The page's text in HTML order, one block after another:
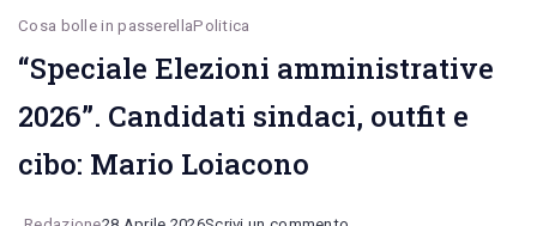
Cosa bolle in passerellaPolitica
“Speciale Elezioni amministrative
2026”. Candidati sindaci, outfit e
cibo: Mario Loiacono